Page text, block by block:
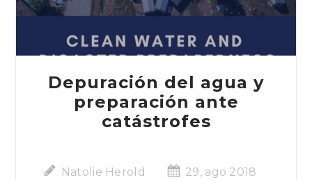
Depuración del agua y
preparación ante
catástrofes
Natolie Herold 29, ago 2018